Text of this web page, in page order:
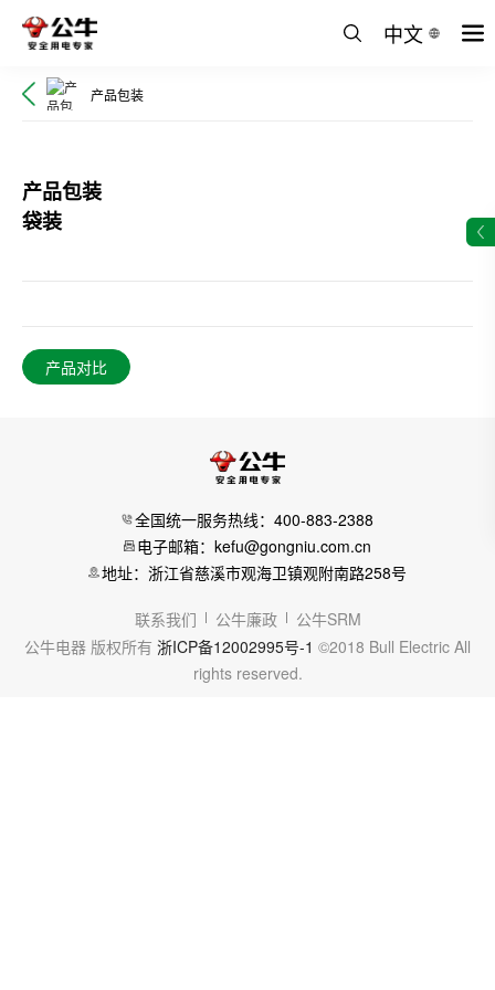
中文
产品包装
产品包装
袋装
产品对比
全国统一服务热线：400-883-2388
电子邮箱：kefu@gongniu.com.cn
地址：浙江省慈溪市观海卫镇观附南路258号
联系我们 公牛廉政
公牛SRM
公牛电器 版权所有 浙ICP备12002995号-1 ©2018 Bull Electric All
rights reserved.